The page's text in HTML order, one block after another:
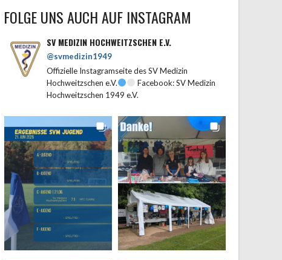
FOLGE UNS AUCH AUF INSTAGRAM
SV MEDIZIN HOCHWEITZSCHEN E.V.
@svmedizin1949
Offizielle Instagramseite des SV Medizin
Hochweitzschen e.V.
Facebook: SV Medizin
Hochweitzschen 1949 e.V.